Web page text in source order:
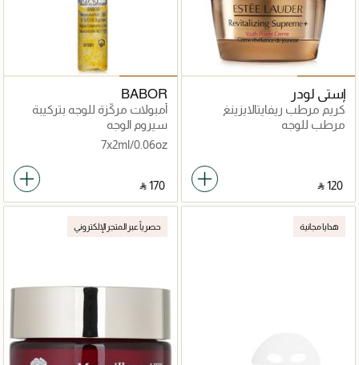
إستي لودر
كريم مرطب ريفايتالايزينغ
سوبريم لتعزيز شباب البشرة
15مل
مرطب للوجه
‎ ⃁ ⁦120⁩ ‎
BABOR
أمبولات مركّزة للوجه بتركيبة
فعّالة متقدمة
سيروم الوجه
7x2ml/0.06oz
‎ ⃁ ⁦170⁩ ‎
هدايا مجانية حصرياً عبر المتجر الإلكتروني